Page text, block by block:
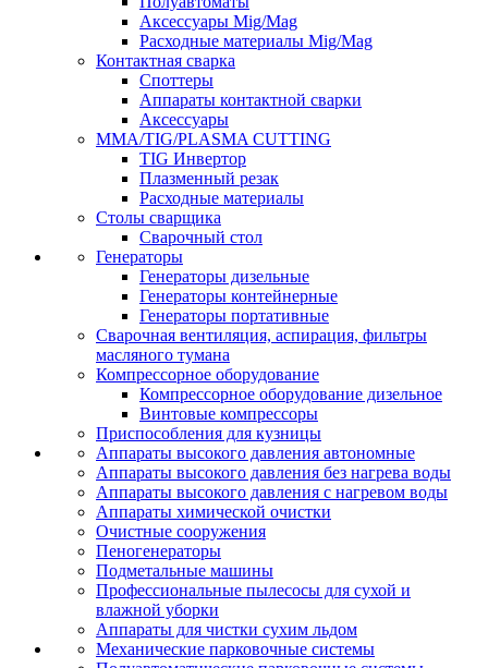
Аксессуары Mig/Mag
Расходные материалы Mig/Mag
Контактная сварка
Споттеры
Аппараты контактной сварки
Аксессуары
MMA/TIG/PLASMA CUTTING
TIG Инвертор
Плазменный резак
Расходные материалы
Столы сварщика
Сварочный стол
Генераторы
Генераторы дизельные
Генераторы контейнерные
Генераторы портативные
Сварочная вентиляция, аспирация, фильтры
масляного тумана
Компрессорное оборудование
Компрессорное оборудование дизельное
Винтовые компрессоры
Приспособления для кузницы
Аппараты высокого давления автономные
Аппараты высокого давления без нагрева воды
Аппараты высокого давления с нагревом воды
Аппараты химической очистки
Очистные сооружения
Пеногенераторы
Подметальные машины
Профессиональные пылесосы для сухой и
влажной уборки
Аппараты для чистки сухим льдом
Механические парковочные системы